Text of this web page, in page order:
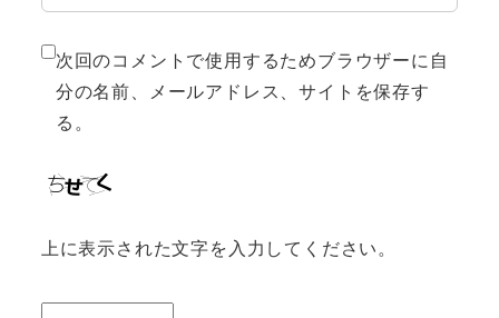
次回のコメントで使用するためブラウザーに自
分の名前、メールアドレス、サイトを保存す
る。
上に表示された文字を入力してください。